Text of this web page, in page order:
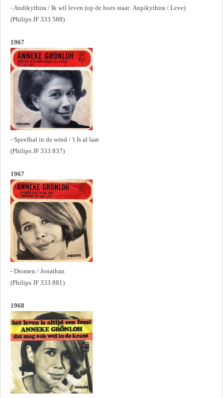
- Andikythira / Ik wil leven (op de hoes staat: Anpikythira / Leve)
(Philips JF 333 588)
1967
- Speelbal in de wind / 't Is al laat
(Philips JF 333 837)
1967
- Dromen / Jonathan
(Philips JF 333 881)
1968